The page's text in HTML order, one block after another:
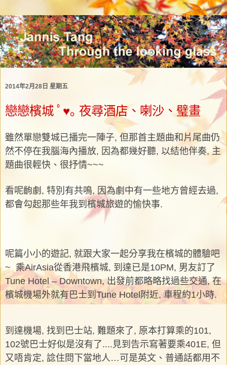
2014年2月28日 星期五
戀戀檳城 ﾟ♥｡ 夜尋酒店、喇沙、璧畫
雖然單戀雙城已播完一陣子, 但那首主題曲和片尾曲仍
然不停在我腦海內播放, 因為都幾好聽, 以結他伴奏, 主
題曲很輕快、很抒情~~~
看呢齣劇, 特別有共鳴, 因為劇中有一些地方曾經去過,
都會勾起那些年我到檳城旅遊的愉快事.
呢篇小小的遊記, 就跟大家一起分享我在檳城的體驗吧
~ 乘AirAsia從香港飛檳城, 到達已是10PM, 男友訂了
Tune Hotel – Downtown, 出發前都略略找過些交通, 在
檳城機場外就有巴士到Tune Hotel附近, 車程約1小時.
到達機場, 找到巴士站, 難題來了, 原本打算乘的101,
102號巴士好似是沒有了....見到告示寫著要乘401E, 但
又唔肯定, 諗住問下當地人…可是英文、普通話都用不